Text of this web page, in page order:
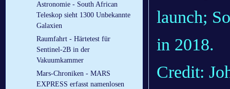
Astronomie - South African
Teleskop sieht 1300 Unbekannte
Galaxien
Raumfahrt - Härtetest für
Sentinel-2B in der
Vakuumkammer
Mars-Chroniken - MARS
EXPRESS erfasst namenlosen
launch;
in 2018.
Credit: